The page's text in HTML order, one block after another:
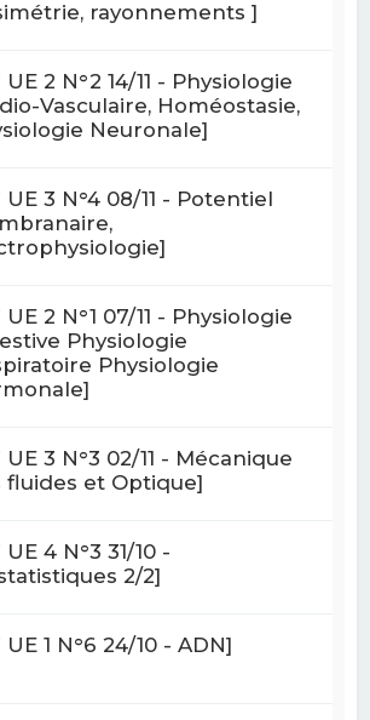
rayonnements ]
UE 2 N°2 14/11 - Physiologie
Vasculaire, Homéostasie,
Neuronale]
UE 3 N°4 08/11 - Potentiel
UE 2 N°1 07/11 - Physiologie
Physiologie
Physiologie
UE 3 N°3 02/11 - Mécanique
fluides et Optique]
UE 4 N°3 31/10 -
2/2]
UE 1 N°6 24/10 - ADN]